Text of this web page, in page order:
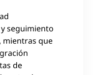
seguimiento
mientras que
de